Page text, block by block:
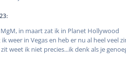
in maart zat ik in Planet Hollywood
weer in Vegas en heb er nu al heel veel
weet ik niet precies...ik denk als je